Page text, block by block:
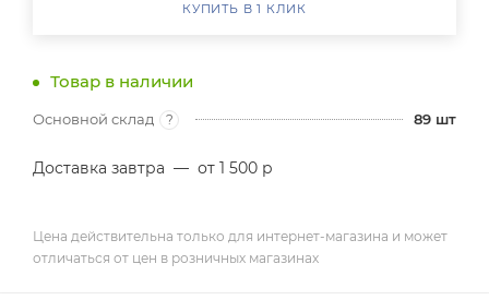
КУПИТЬ В 1 КЛИК
Товар в наличии
Основной склад ? 89 шт
Доставка завтра — от 1 500 р
Цена действительна только для интернет-магазина и может
отличаться от цен в розничных магазинах